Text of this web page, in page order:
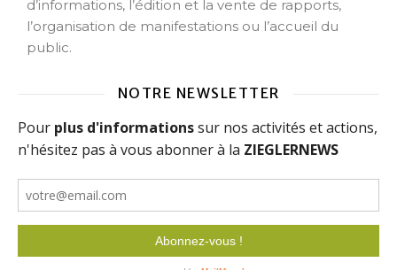
d’informations, l’édition et la vente de rapports,
l’organisation de manifestations ou l’accueil du
public.
NOTRE NEWSLETTER